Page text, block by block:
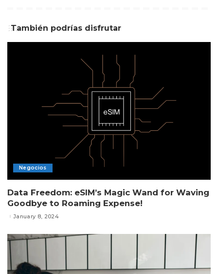
También podrías disfrutar
Negocios
Data Freedom: eSIM’s Magic Wand for Waving
Goodbye to Roaming Expense!
January 8, 2024